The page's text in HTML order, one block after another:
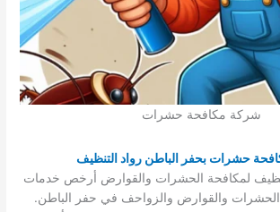
شركة مكافحة حشرات
حشرات بحفر الباطن رواد التنظيف
لمكافحة الحشرات والقوارض أرخص خدمات
الحشرات والقوارض والزواحف في حفر الباطن.